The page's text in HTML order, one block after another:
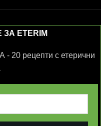
ETERIM
- 20 рецепти с етерични